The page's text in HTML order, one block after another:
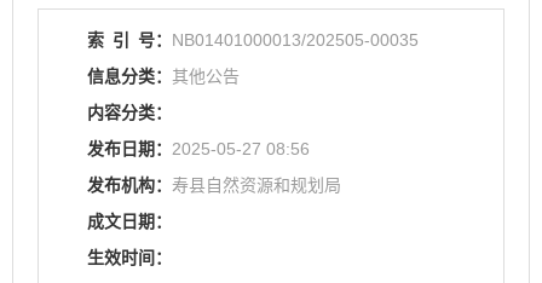
索 引 号： NB01401000013/202505-00035
信息分类： 其他公告
内容分类：
发布日期： 2025-05-27 08:56
发布机构： 寿县自然资源和规划局
成文日期：
生效时间：